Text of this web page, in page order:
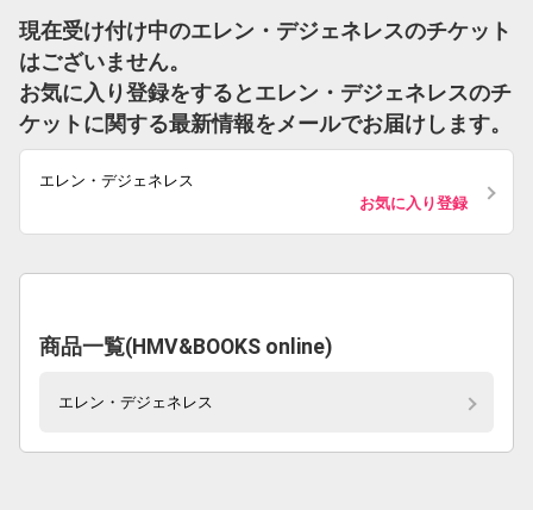
現在受け付け中のエレン・デジェネレスのチケット
はございません。
お気に入り登録をするとエレン・デジェネレスのチ
ケットに関する最新情報をメールでお届けします。
エレン・デジェネレス
お気に入り登録
商品一覧(HMV&BOOKS online)
エレン・デジェネレス